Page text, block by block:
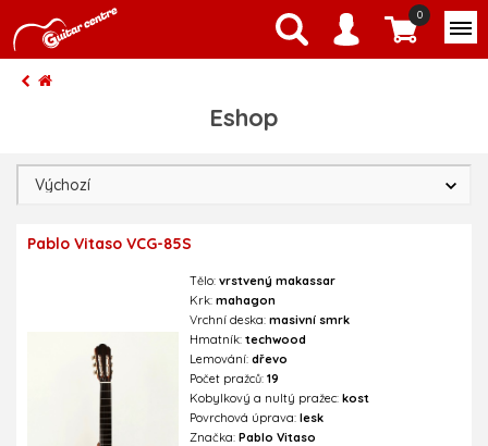
0
Eshop
Pablo Vitaso VCG-85S
Tělo:vrstvený makassar
Krk:mahagon
Vrchní deska:masivní smrk
Hmatník:techwood
Lemování:dřevo
Počet pražců:19
Kobylkový a nultý pražec:kost
Povrchová úprava:lesk
Značka:Pablo Vitaso